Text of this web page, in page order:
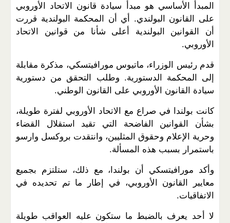
المبدأ الأساسي هو مبدأ سيادة قانون الاتحاد الأوروبي
على القانون البولندي. أي أن المحكمة البولندية قررت
أن القوانين البولندية أعلى شأنا من قوانين الاتحاد
الأوروبي.
قدم رئيس الوزراء، ماتيوس مورافيتسكي، مذكرة مقابلة
إلى المحكمة الدستورية. وطلب التحقق من دستورية
سيادة القانون الأوروبي على القانون الوطني.
كانت بولندا في صراع مع الاتحاد الأوروبي لفترة طويلة،
بشأن القوانين الفاضحة التي تقيد استقلال القضاء
وحرية الإعلام وحقوق المثليين، وانتقدت بروكسل وارسو
باستمرار بسبب هذه المسألة.
وأكد مورافيتسكي أن بولندا، مع ذلك، ستلتزم بجميع
معايير القانون الأوروبي، في إطار ما تم تحديده في
الاتفاقيات.
لا أحد يعرف بالضبط ما ستكون عليه العواقب طويلة